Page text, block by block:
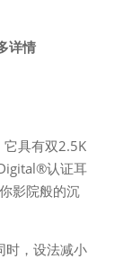
详情
它具有双2.5K
认证耳
影院般的沉
时，设法减小